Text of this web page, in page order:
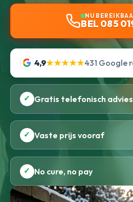
NU
BEL 085
4,9★★★★★431 Google
✓ Gratis telefonisch advies
✓ Vaste prijs vooraf
✓ No cure, no pay